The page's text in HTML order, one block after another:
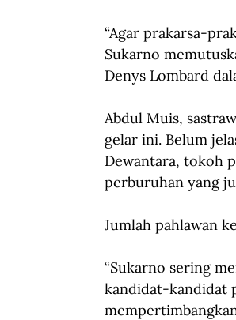
“Agar prakarsa-
Sukarno
Denys Lombard
Abdul Muis,
gelar ini. Belum
Dewantara, tokoh
perburuhan yang
Jumlah pahlawan
“Sukarno sering
kandidat-kandidat